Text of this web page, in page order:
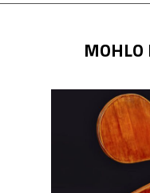
MOHLO